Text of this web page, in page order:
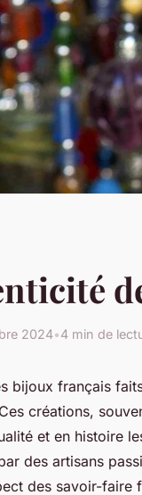
2024•4 min de
bijoux français
créations,
et en histoire
des artisans
des savoir-